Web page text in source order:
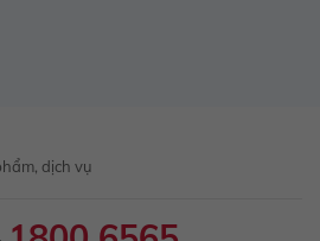
dịch vụ